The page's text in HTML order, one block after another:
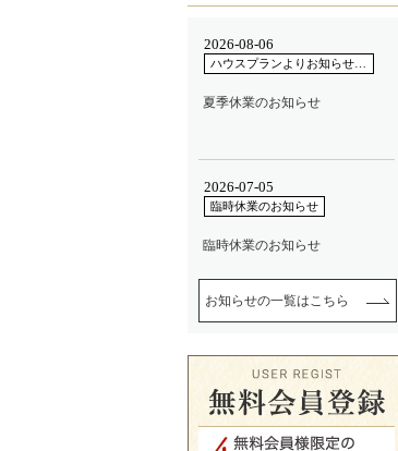
お知らせの一覧はこちら